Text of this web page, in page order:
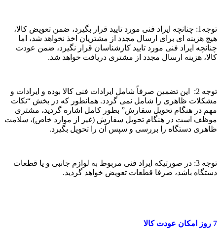
توجه1: چنانچه ایراد فنی مورد تایید قرار بگیرد، ضمن تعویض کالا،
هیچ هزینه ای برای ارسال مجدد از مشتریان اخذ نخواهد شد، اما
چنانچه ایراد فنی مورد تایید کارشناسان قرار نگیرد، ضمن عودت
کالا، هزینه ارسال مجدد از مشتری دریافت خواهد شد.
توجه 2: این تضمین صرفاً شامل ایرادات فنی کالا بوده و ایرادات و
مشکلات ظاهری را شامل نمی گردد. همانطور که در بخش “نکات
مهم در هنگام تحویل سفارش” بطور کامل اشاره گردید، مشتری
موظف است در هنگام تحویل سفارش (غیر از موارد خاص)، سلامت
ظاهری دستگاه را بررسی و سپس آن را تحویل بگیرد.
توجه 3: در صورتیکه ایراد فنی مربوط به لوازم جانبی و یا قطعات
دستگاه باشد، صرفا قطعات تعویض خواهد گردید.
7 روز امکان عودت کالا